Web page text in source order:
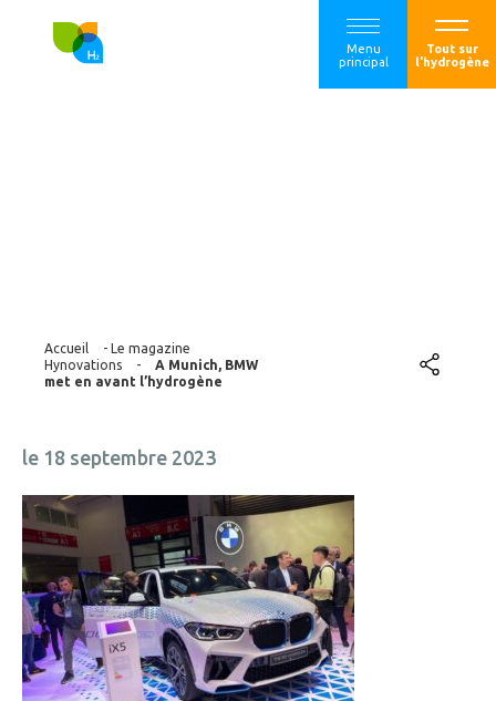
Menu
principal
Tout sur
l'hydrogène
Accueil - Le magazine
Hynovations
-
A Munich, BMW
met en avant l’hydrogène
le 18 septembre 2023